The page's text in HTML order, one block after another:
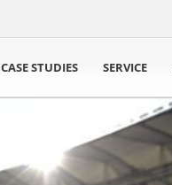
CASE STUDIES SERVICE